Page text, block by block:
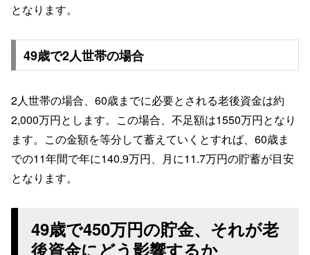
となります。
49歳で2人世帯の場合
2人世帯の場合、60歳までに必要とされる老後資金は約
2,000万円とします。この場合、不足額は1550万円となり
ます。この金額を等分して蓄えていくとすれば、60歳ま
での11年間で年に140.9万円、月に11.7万円の貯蓄が目安
となります。
49歳で450万円の貯金、それが老
後資金にどう影響するか